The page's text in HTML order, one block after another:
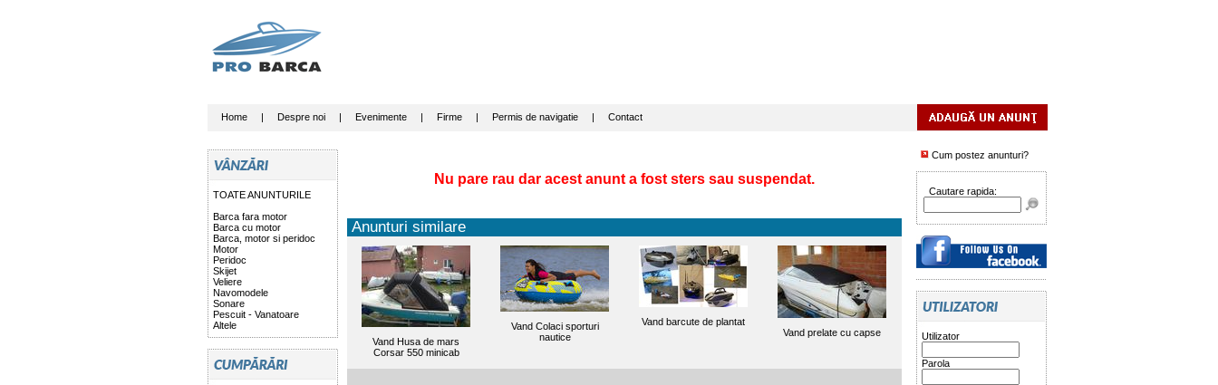
Home| Despre noi| Evenimente| Firme| Permis de navigatie| Contact
TOATE ANUNTURILE
Barca fara motor
Barca cu motor
Barca, motor si peridoc
Motor
Peridoc
Skijet
Veliere
Navomodele
Sonare
Pescuit - Vanatoare
Altele
Nu pare rau dar acest anunt a fost sters sau suspendat.
Anunturi similare
Vand Husa de mars
Corsar 550 minicab
Vand Colaci sporturi
nautice
Vand barcute de plantat
Vand prelate cu capse
Cum postez anunturi?
Cautare rapida:
Utilizator
Parola